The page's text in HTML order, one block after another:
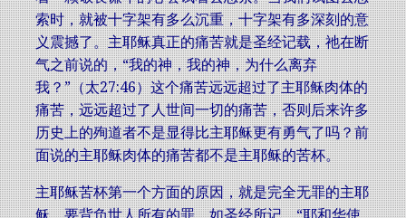
索时，就被十字架有多么沉重，十字架有多深刻的意
义震撼了。主耶稣真正的痛苦就是圣经记载，祂在断
气之前说的，“我的神，我的神，为什么离弃
我？”（太27:46）这个痛苦远远超过了主耶稣肉体的
痛苦，远远超过了人世间一切的痛苦，否则后来许多
历史上的殉道者不是显得比主耶稣更有勇气了吗？前
面说的主耶稣肉体的痛苦都不是主耶稣的苦杯。
主耶稣苦杯第一个方面的原因，就是完全无罪的主耶